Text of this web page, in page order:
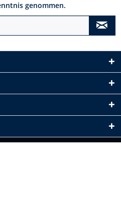
genommen.